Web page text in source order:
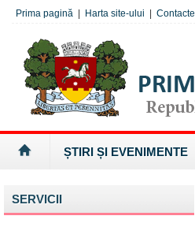
Prima pagină Harta site-ului Contacte
ȘTIRI ȘI EVENIMENTE
SERVICII